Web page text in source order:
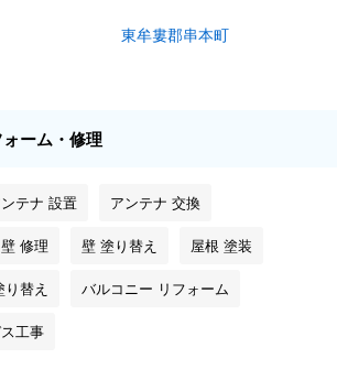
東牟婁郡串本町
ーム・修理
テナ 設置 アンテナ 交換
壁 修理 壁 塗り替え 屋根 塗装
替え バルコニー リフォーム
工事